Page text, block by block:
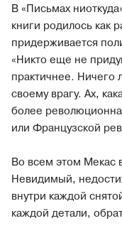
В «Письмах
книги родилось как
придерживается
«Никто еще не
практичнее. Ничего
своему врагу. Ах,
более
или Французской
Во всем этом Мекас
Невидимый,
внутри каждой
каждой детали,